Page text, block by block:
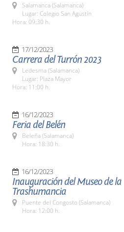
Salamanca (Salamanca)
Lugar: Colegio San Agustín
Hora: 09:30 h.
17/12/2023
Carrera del Turrón 2023
Ledesma (Salamanca)
Lugar: Plaza Mayor
Hora: 11:00 h.
16/12/2023
Feria del Belén
Beleña (Salamanca)
Hora: 18:30 h.
16/12/2023
Inauguración del Museo de la
Trashumancia
Puente del Congosto (Salamanca)
Hora: 12:00 h.